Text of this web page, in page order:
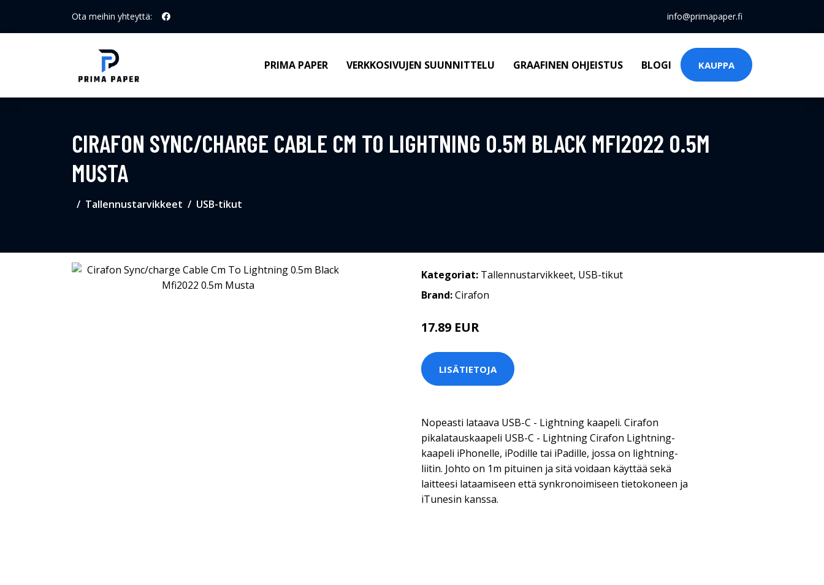
Ota meihin yhteyttä: info@primapaper.fi
PRIMA PAPER VERKKOSIVUJEN SUUNNITTELU GRAAFINEN OHJEISTUS BLOGI KAUPPA
CIRAFON SYNC/CHARGE CABLE CM TO LIGHTNING 0.5M BLACK MFI2022 0.5M
MUSTA
Tallennustarvikkeet USB-tikut
Kategoriat: Tallennustarvikkeet, USB-tikut
Brand:Cirafon
17.89 EUR
LISÄTIETOJA
Nopeasti lataava USB-C - Lightning kaapeli. Cirafon
pikalatauskaapeli USB-C - Lightning Cirafon Lightning-
kaapeli iPhonelle, iPodille tai iPadille, jossa on lightning-
liitin. Johto on 1m pituinen ja sitä voidaan käyttää sekä
laitteesi lataamiseen että synkronoimiseen tietokoneen ja
iTunesin kanssa.